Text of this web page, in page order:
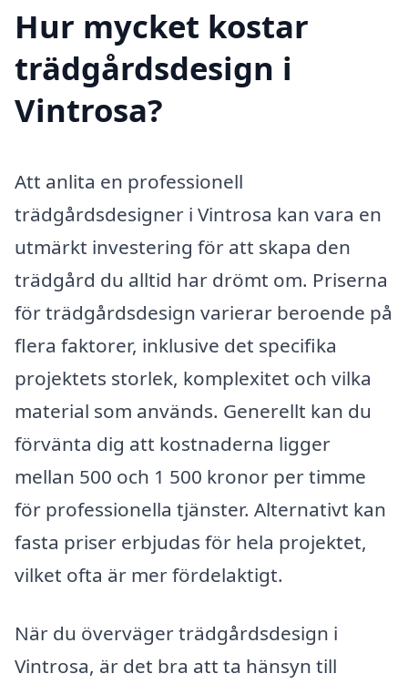
Hur mycket kostar
trädgårdsdesign i
Vintrosa?
Att anlita en professionell
trädgårdsdesigner i Vintrosa kan vara en
utmärkt investering för att skapa den
trädgård du alltid har drömt om. Priserna
för trädgårdsdesign varierar beroende på
flera faktorer, inklusive det specifika
projektets storlek, komplexitet och vilka
material som används. Generellt kan du
förvänta dig att kostnaderna ligger
mellan 500 och 1 500 kronor per timme
för professionella tjänster. Alternativt kan
fasta priser erbjudas för hela projektet,
vilket ofta är mer fördelaktigt.
När du överväger trädgårdsdesign i
Vintrosa, är det bra att ta hänsyn till